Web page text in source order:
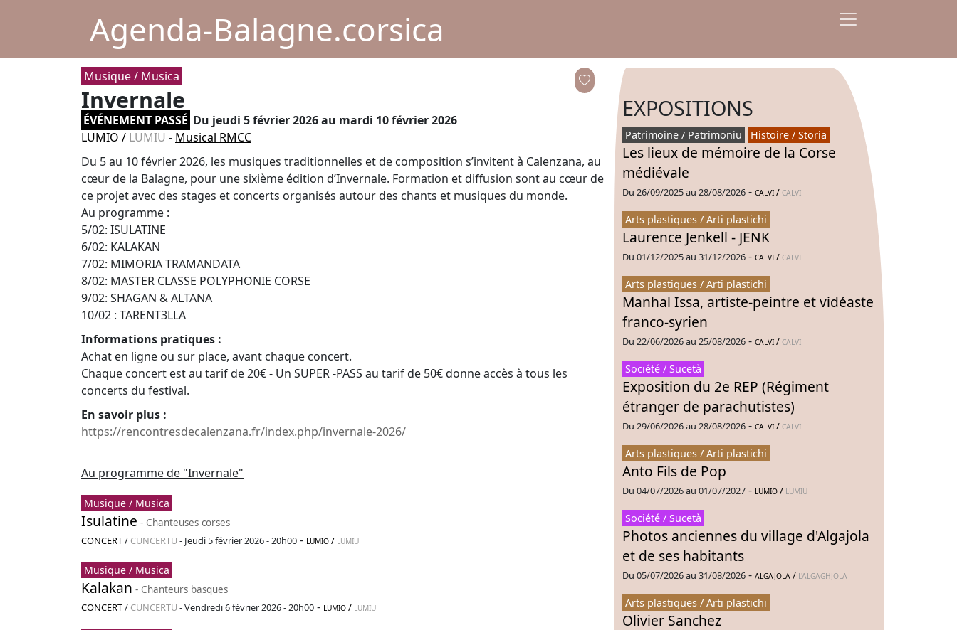
Agenda-Balagne.corsica
Musique / Musica
Invernale
ÉVÉNEMENT PASSÉ Du jeudi 5 février 2026au mardi 10 février 2026
LUMIO / LUMIU - Musical RMCC
Du 5 au 10 février 2026, les musiques traditionnelles et de composition s’invitent à Calenzana, au
cœur de la Balagne, pour une sixième édition d’Invernale. Formation et diffusion sont au cœur de
ce projet avec des stages et concerts organisés autour des chants et musiques du monde.
Au programme :
5/02: ISULATINE
6/02: KALAKAN
7/02: MIMORIA TRAMANDATA
8/02: MASTER CLASSE POLYPHONIE CORSE
9/02: SHAGAN & ALTANA
10/02 : TARENT3LLA
Informations pratiques :
Achat en ligne ou sur place, avant chaque concert.
Chaque concert est au tarif de 20€ - Un SUPER -PASS au tarif de 50€ donne accès à tous les
concerts du festival.
En savoir plus :
https://rencontresdecalenzana.fr/index.php/invernale-2026/
Au programme de "Invernale"
Musique / Musica
Isulatine - Chanteuses corses
CONCERT/ CUNCERTU - Jeudi 5 février 2026 - 20h00 - LUMIO / LUMIU
Musique / Musica
Kalakan - Chanteurs basques
CONCERT/ CUNCERTU -Vendredi 6 février 2026 - 20h00 - LUMIO / LUMIU
EXPOSITIONS
Patrimoine / Patrimoniu Histoire / Storia
Les lieux de mémoire de la Corse
médiévale
Du 26/09/2025 au 28/08/2026 - CALVI / CALVI
Arts plastiques / Arti plastichi
Laurence Jenkell - JENK
Du 01/12/2025 au 31/12/2026 - CALVI / CALVI
Arts plastiques / Arti plastichi
Manhal Issa, artiste-peintre et vidéaste
franco-syrien
Du 22/06/2026 au 25/08/2026 - CALVI / CALVI
Société / Sucetà
Exposition du 2e REP (Régiment
étranger de parachutistes)
Du 29/06/2026 au 28/08/2026 - CALVI / CALVI
Arts plastiques / Arti plastichi
Anto Fils de Pop
Du 04/07/2026 au 01/07/2027 - LUMIO / LUMIU
Société / Sucetà
Photos anciennes du village d'Algajola
et de ses habitants
Du 05/07/2026 au 31/08/2026 - ALGAJOLA / L'ALGAGHJOLA
Arts plastiques / Arti plastichi
Olivier Sanchez